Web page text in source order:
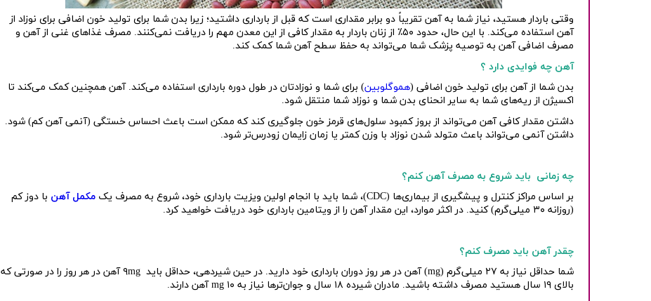
وقتی باردار هستید، نیاز شما به آهن تقریباً دو برابر مقداری است که قبل از بارداری داشتید؛ زیرا بدن شما برای تولید خون اضافی برای نوزاد از
آهن استفاده می‌کند. با این حال، حدود ۵۰٪
از زنان باردار به مقدار کافی از این معدن مهم را دریافت نمی‌کنند. مصرف غذاهای غنی از آهن و
مصرف اضافی آهن به توصیه پزشک شما می‌تواند به حفظ سطح آهن شما کمک کند.
آهن چه فوایدی دارد ؟
بدن شما از آهن برای تولید خون اضافی (هموگلوبین) برای شما و نوزادتان در طول دوره بارداری استفاده می‌کند. آهن همچنین کمک می‌کند تا
اکسیژن از ریه‌های شما به سایر انحنای بدن شما و نوزاد شما منتقل شود.
داشتن مقدار کافی آهن می‌تواند از بروز کمبود سلول‌های قرمز خون جلوگیری کند که ممکن است باعث احساس خستگی (آنمی آهن کم) شود.
داشتن آنمی می‌تواند باعث متولد شدن نوزاد با وزن کمتر یا زمان زایمان زودرس‌تر شود.
چه زمانی باید شروع به مصرف آهن کنم؟
بر اساس مراکز کنترل و پیشگیری از بیماری‌ها (CDC)، شما باید با انجام اولین ویزیت بارداری خود، شروع به مصرف یک مکمل آهن با دوز کم
(روزانه ۳۰ میلی‌گرم) کنید. در اکثر موارد، این مقدار آهن را از ویتامین بارداری خود دریافت خواهید کرد.
چقدر آهن باید مصرف کنم؟
شما حداقل نیاز به ۲۷ میلی‌گرم (
mg) آهن در هر روز دوران بارداری خود دارید. در حین شیردهی، حداقل باید mg ۹ آهن در هر روز را در صورتی که
بالای ۱۹ سال هستید مصرف داشته باشید. مادران شیرده ۱۸ سال و جوان‌ترها نیاز به ۱۰
mgآهن دارند.